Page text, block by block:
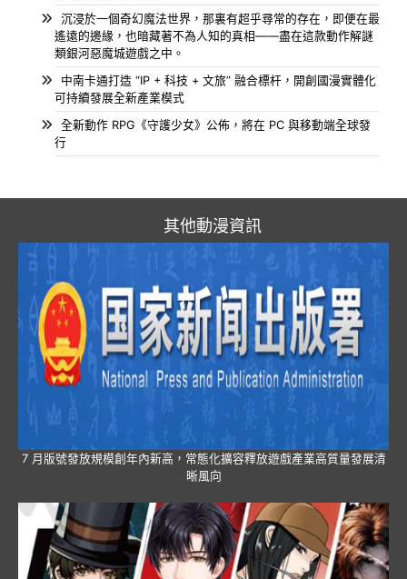
沉浸於一個奇幻魔法世界，那裏有超乎尋常的存在，即便在最
遙遠的邊緣，也暗藏著不為人知的真相——盡在這款動作解謎
類銀河惡魔城遊戲之中。
中南卡通打造 “IP + 科技 + 文旅” 融合標杆，開創國漫實體化
可持續發展全新產業模式
全新動作 RPG《守護少女》公佈，將在 PC 與移動端全球發
行
其他動漫資訊
7 月版號發放規模創年內新高，常態化擴容釋放遊戲產業高質量發展清
晰風向